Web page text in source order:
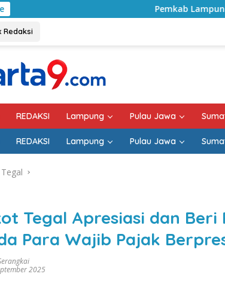
Pemkab Lampung Selatan Mulai
Redaksi
REDAKSI Lampung Pulau Jawa
REDAKSI Lampung Pulau Jawa
Tegal
Tegal Apresiasi dan Beri
Para Wajib Pajak
2025